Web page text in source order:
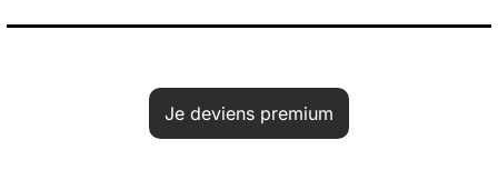
Je deviens premium